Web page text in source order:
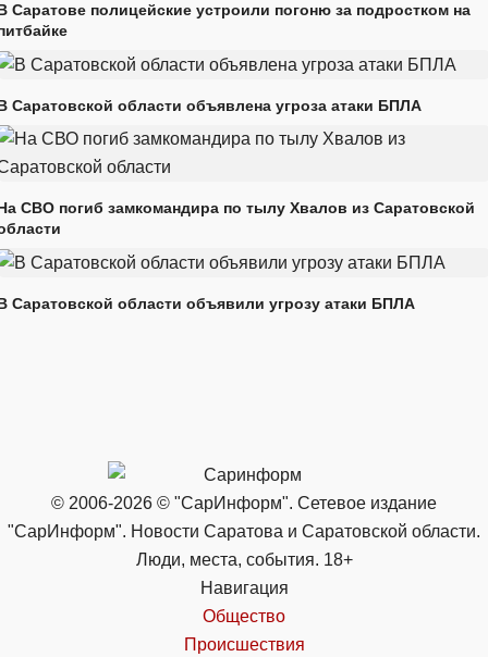
Саратове полицейские устроили погоню за подростком на
Саратовской области объявлена угроза атаки БПЛА
СВО погиб замкомандира по тылу Хвалов из Саратовской
Саратовской области объявили угрозу атаки БПЛА
© 2006-2026 © "СарИнформ". Сетевое издание
"СарИнформ". Новости Саратова и Саратовской области.
Люди, места, события. 18+
Навигация
Общество
Происшествия